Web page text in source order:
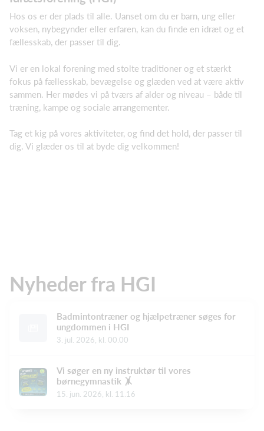
Hos os er der plads til alle. Uanset om du er barn, ung eller
voksen, nybegynder eller erfaren, kan du finde en idræt og et
fællesskab, der passer til dig.
Vi er en lokal forening med stolte traditioner og et stærkt
fokus på fællesskab, bevægelse og glæden ved at være aktiv
sammen. Her mødes vi på tværs af alder og niveau – både til
træning, kampe og sociale arrangementer.
Tag et kig på vores aktiviteter, og find det hold, der passer til
dig. Vi glæder os til at byde dig velkommen!
Nyheder fra HGI
Badmintontræner og hjælpetræner søges for
ungdommen i HGI
3. jul. 2026, kl. 00.00
Vi søger en ny instruktør til vores
børnegymnastik 🤸
15. jun. 2026, kl. 11.16